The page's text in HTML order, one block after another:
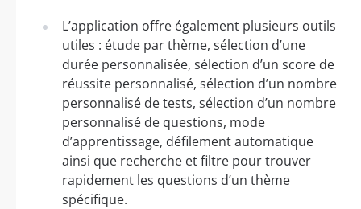
L’application offre également plusieurs outils
utiles : étude par thème, sélection d’une
durée personnalisée, sélection d’un score de
réussite personnalisé, sélection d’un nombre
personnalisé de tests, sélection d’un nombre
personnalisé de questions, mode
d’apprentissage, défilement automatique
ainsi que recherche et filtre pour trouver
rapidement les questions d’un thème
spécifique.